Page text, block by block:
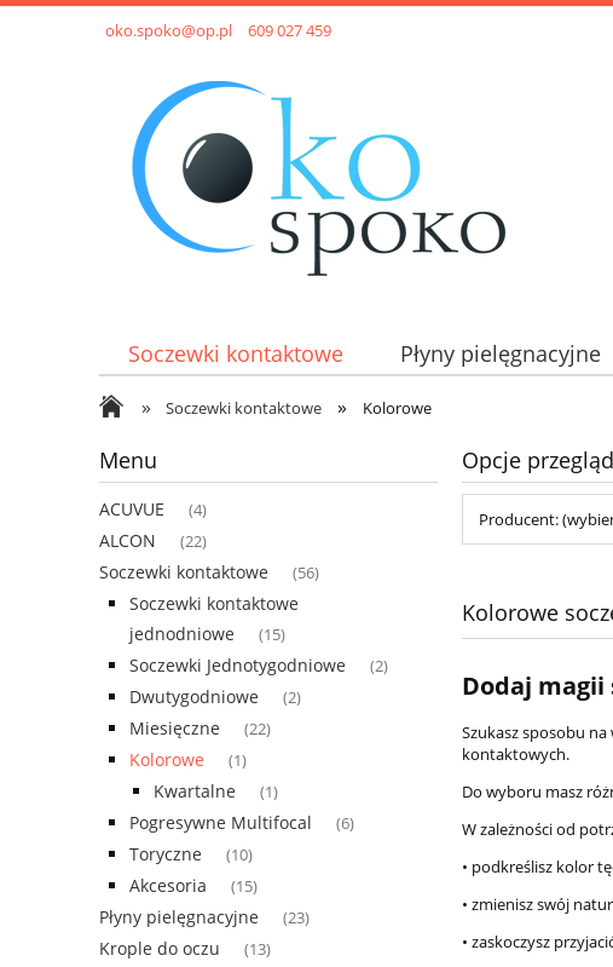
oko.spoko@op.pl 609 027 459
Soczewki kontaktowe Płyny pielęgnacyjne
» Soczewki kontaktowe » Kolorowe
Menu
ACUVUE (4)
ALCON (22)
Soczewki kontaktowe (56)
Soczewki kontaktowe
jednodniowe
(15)
Soczewki Jednotygodniowe (2)
Dwutygodniowe (2)
Miesięczne (22)
Kolorowe (1)
Kwartalne (1)
Pogresywne Multifocal (6)
Toryczne (10)
Akcesoria (15)
Płyny pielęgnacyjne (23)
Krople do oczu (13)
Opcje
Producent:
Kolorowe
Dodaj
Szukasz sposobu
kontaktowych.
Do wyboru masz
W zależności od
• podkreślisz kolor
• zmienisz swój
• zaskoczysz